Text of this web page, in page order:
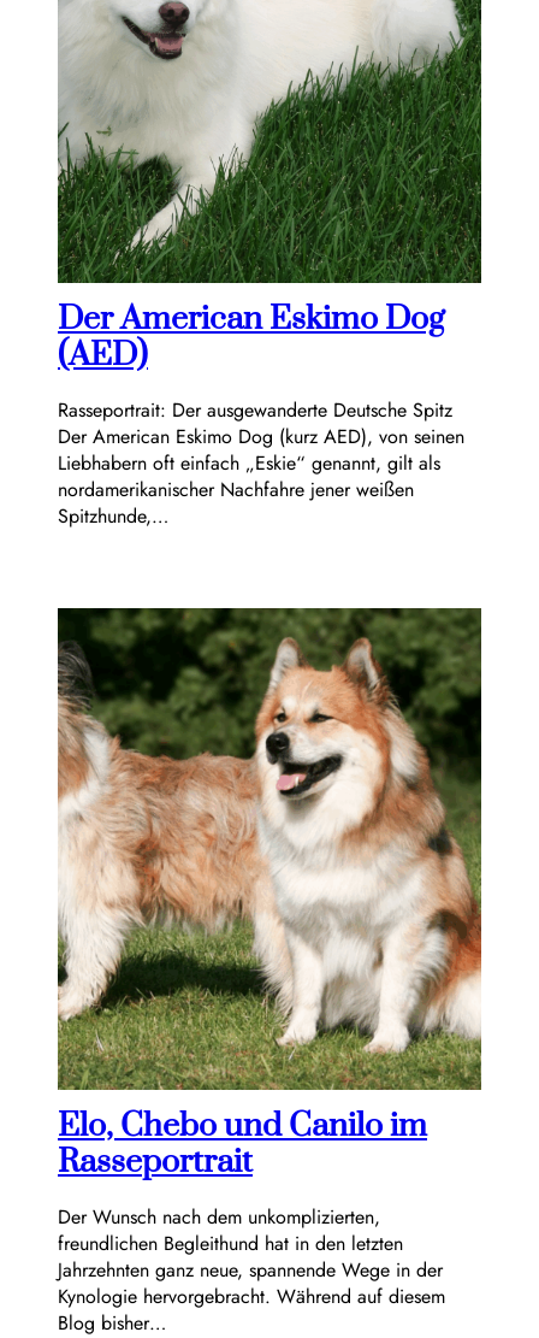
Der American Eskimo Dog
(AED)
Rasseportrait: Der ausgewanderte Deutsche Spitz
Der American Eskimo Dog (kurz AED), von seinen
Liebhabern oft einfach „Eskie“ genannt, gilt als
nordamerikanischer Nachfahre jener weißen
Spitzhunde,…
Elo, Chebo und Canilo im
Rasseportrait
Der Wunsch nach dem unkomplizierten,
freundlichen Begleithund hat in den letzten
Jahrzehnten ganz neue, spannende Wege in der
Kynologie hervorgebracht. Während auf diesem
Blog bisher…